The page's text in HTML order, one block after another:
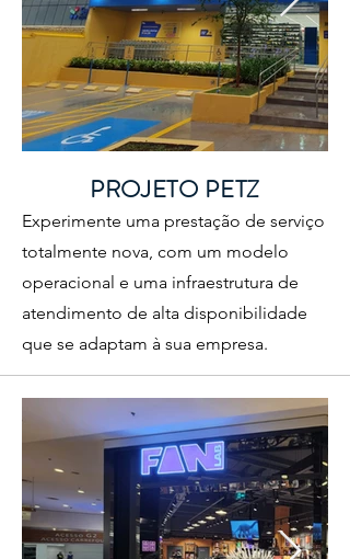
PROJETO PETZ
Experimente uma prestação de serviço
totalmente nova, com um modelo
operacional e uma infraestrutura de
atendimento de alta disponibilidade
que se adaptam à sua empresa.